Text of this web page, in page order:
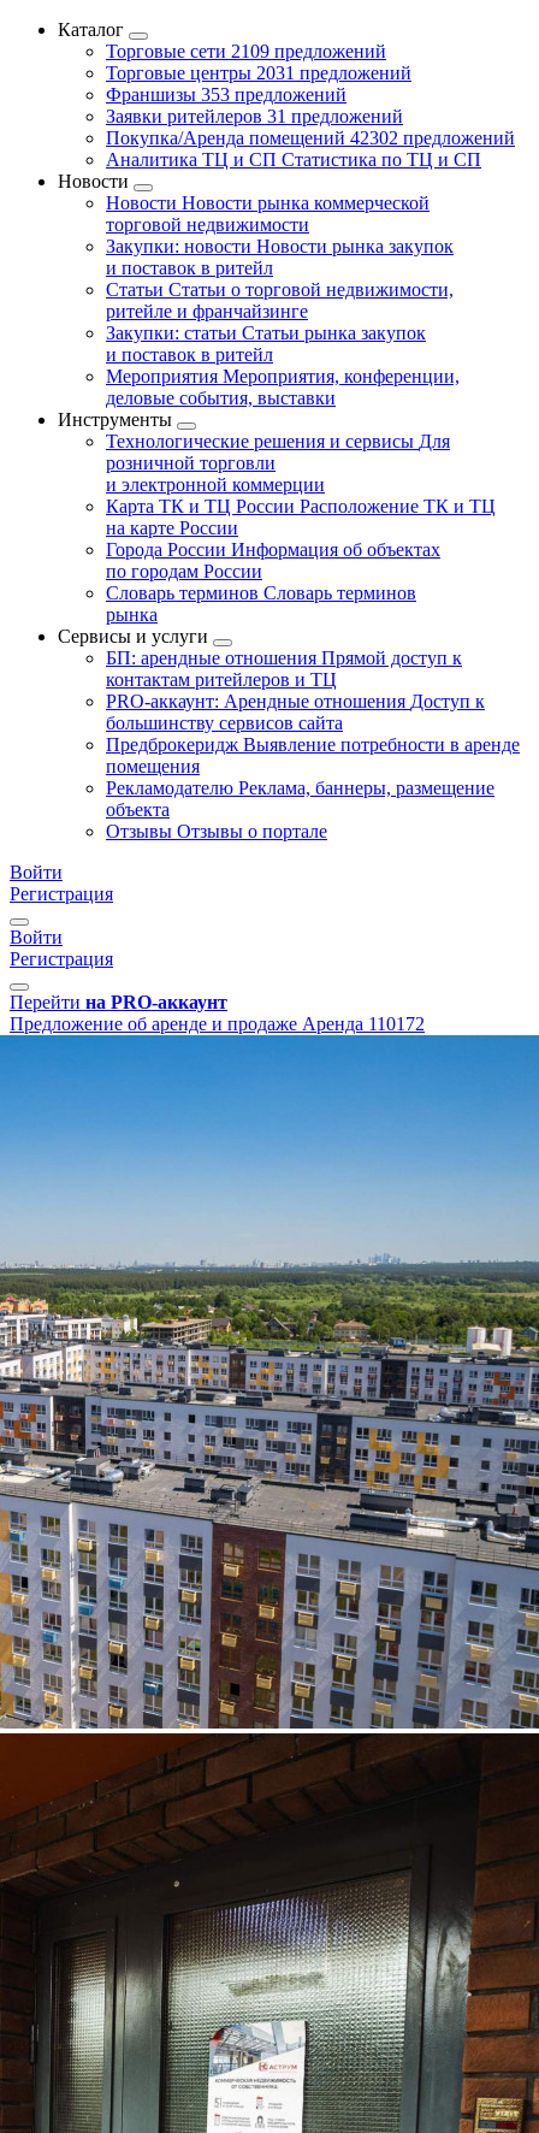
Каталог
Торговые сети 2109 предложений
Торговые центры 2031 предложений
Франшизы 353 предложений
Заявки ритейлеров 31 предложений
Покупка/Аренда помещений 42302 предложений
Аналитика ТЦ и СП Статистика по ТЦ и СП
Новости
Новости Новости рынка коммерческой
торговой недвижимости
Закупки: новости Новости рынка закупок
и поставок в ритейл
Статьи Статьи о торговой недвижимости,
ритейле и франчайзинге
Закупки: статьи Статьи рынка закупок
и поставок в ритейл
Мероприятия Мероприятия, конференции,
деловые события, выставки
Инструменты
Технологические решения и сервисы Для
розничной торговли
и электронной коммерции
Карта ТК и ТЦ России Расположение ТК и ТЦ
на карте России
Города России Информация об объектах
по городам России
Словарь терминов Словарь терминов
рынка
Сервисы и услуги
БП: арендные отношения Прямой доступ к
контактам ритейлеров и ТЦ
PRO-аккаунт: Арендные отношения Доступ к
большинству сервисов сайта
Предброкеридж Выявление потребности в аренде
помещения
Рекламодателю Реклама, баннеры, размещение
объекта
Отзывы Отзывы о портале
Войти
Регистрация
Войти
Регистрация
Перейти на PRO-аккаунт
Предложение об аренде и продаже Аренда 110172
Аренда
110172 - Г. КРАСНОГОРСК,
ДЕРЕВНЯ ГЛУХОВО,
РОМАНОВСКАЯ УЛИЦА,
Д.5